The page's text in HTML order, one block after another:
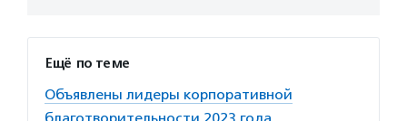
Ещё по теме
Объявлены лидеры корпоративной